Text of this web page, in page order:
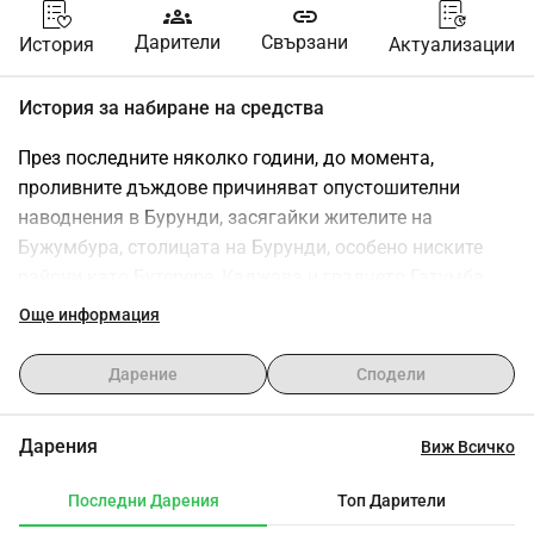
История
groups
Дарители
link
Свързани Актуализации
История за набиране на средства
През последните няколко години, до момента,
проливните дъждове причиняват опустошителни
наводнения в Бурунди, засягайки жителите на
Бужумбура, столицата на Бурунди, особено ниските
Съвсем наскоро, тежките наводнения принудиха
периферна зона на провинция Бужумбура,
разположена на брега на езерото Танганайка и река
Броят на хората, които бяха принудени да напуснат
само за няколко седмици.
Още информация
Дарение Сподели
Дарения Виж Всичко
Последни Дарения Топ Дарители